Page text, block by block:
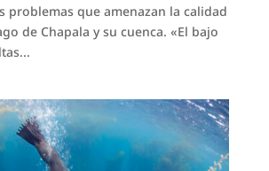
problemas que amenazan la calidad
de Chapala y su cuenca. «El bajo